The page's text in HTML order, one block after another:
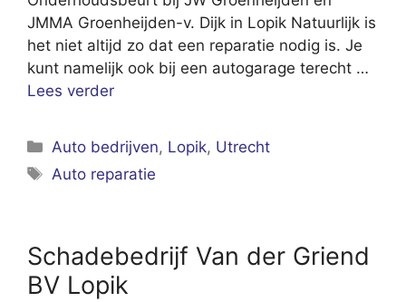
JMMA Groenheijden-v. Dijk in Lopik Natuurlijk is
het niet altijd zo dat een reparatie nodig is. Je
kunt namelijk ook bij een autogarage terecht …
Lees verder
Categorieën
Auto bedrijven, Lopik, Utrecht
Tags
Auto reparatie
Schadebedrijf Van der Griend
BV Lopik